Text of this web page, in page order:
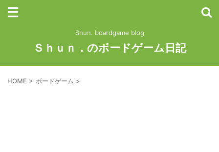
Shun. boardgame blog
Ｓｈｕｎ．のボードゲーム日記
HOME > ボードゲーム >